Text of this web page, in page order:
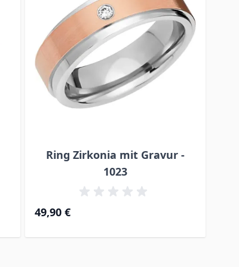
Ring Zirkonia mit Gravur -
1023
49,90 €